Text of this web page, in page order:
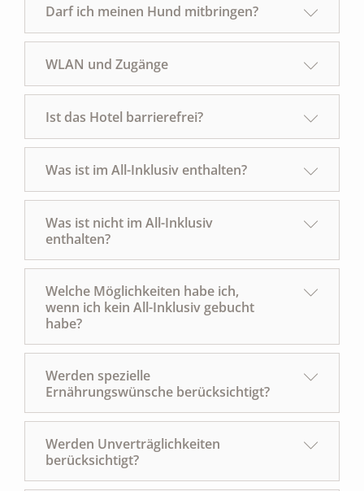
Darf ich meinen Hund mitbringen?
WLAN und Zugänge
Ist das Hotel barrierefrei?
Was ist im All-Inklusiv enthalten?
Was ist nicht im All-Inklusiv
enthalten?
Welche Möglichkeiten habe ich,
wenn ich kein All-Inklusiv gebucht
habe?
Werden spezielle
Ernährungswünsche berücksichtigt?
Werden Unverträglichkeiten
berücksichtigt?